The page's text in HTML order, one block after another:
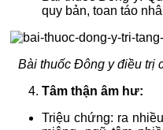
quy bản, toan táo
Bài thuốc Đông y điều trị
Tâm thận âm hư:
Triệu chứng: ra